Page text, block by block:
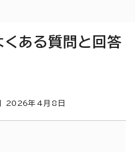
くある質問と回答
2026年4月8日